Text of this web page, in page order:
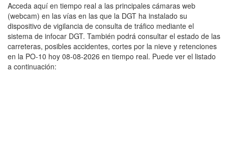
Acceda aquí en tiempo real a las principales cámaras web
(webcam) en las vías en las que la DGT ha instalado su
dispositivo de vigilancia de consulta de tráfico mediante el
sistema de infocar DGT. También podrá consultar el estado de las
carreteras, posibles accidentes, cortes por la nieve y retenciones
en la PO-10 hoy 08-08-2026 en tiempo real. Puede ver el listado
a continuación: